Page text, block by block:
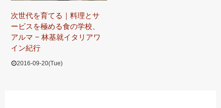
次世代を育てる｜料理とサ
ービスを極める食の学校、
アルマ − 林基就イタリアワ
イン紀行
2016-09-20(Tue)